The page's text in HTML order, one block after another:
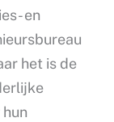
en
het is de